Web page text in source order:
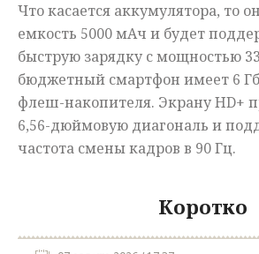
Что касается аккумулятора, то
емкость 5000 мАч и будет
быструю зарядку с мощностью
бюджетный смартфон имеет 6
флеш-накопителя. Экрану HD+
6,56-дюймовую диагональ и
частота смены кадров в 90 Гц.
Коротко